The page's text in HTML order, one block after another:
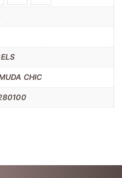
CHIC